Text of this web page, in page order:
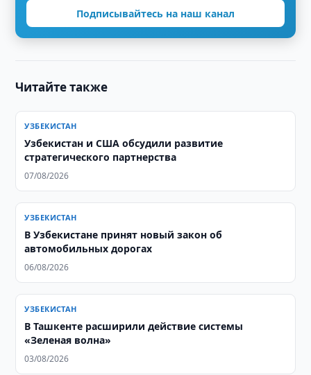
Подписывайтесь на наш канал
Читайте также
УЗБЕКИСТАН
Узбекистан и США обсудили развитие
стратегического партнерства
07/08/2026
УЗБЕКИСТАН
В Узбекистане принят новый закон об
автомобильных дорогах
06/08/2026
УЗБЕКИСТАН
В Ташкенте расширили действие системы
«Зеленая волна»
03/08/2026